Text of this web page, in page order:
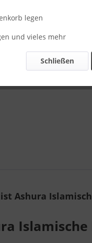
Ashura
legen
und vieles mehr
Schließen